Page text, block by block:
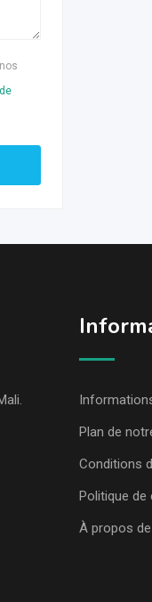
Plan de
Conditions
Politique de
À propos